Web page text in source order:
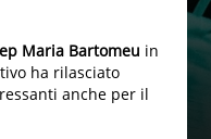
Maria Bartomeu in
ha rilasciato
anche per il